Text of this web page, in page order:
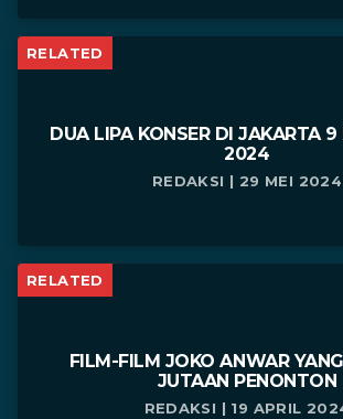
RELATED
DUA LIPA KONSER DI JAKARTA 9
2024
REDAKSI | 29 MEI 2024
RELATED
FILM-FILM JOKO ANWAR
JUTAAN PENONTON
REDAKSI | 19 APRIL